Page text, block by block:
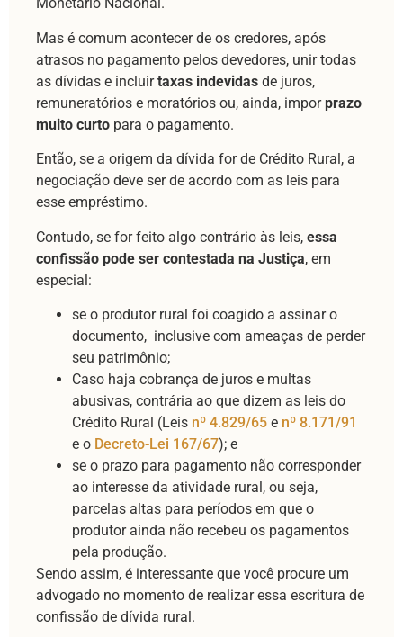
Monetário Nacional.
Mas é comum acontecer de os credores, após
atrasos no pagamento pelos devedores, unir todas
as dívidas e incluirtaxas indevidas de juros,
remuneratórios e moratórios ou, ainda, imporprazo
muito curto para o pagamento.
Então, se a origem da dívida for de Crédito Rural, a
negociação deve ser de acordo com as leis para
esse empréstimo.
Contudo, se for feito algo contrário às leis, essa
confissão pode ser contestada na Justiça, em
especial:
se o produtor rural foi coagido a assinar o
documento, inclusive com ameaças de perder
seu patrimônio;
Caso haja cobrança de juros e multas
abusivas, contrária ao que dizem as leis do
Crédito Rural (Leis nº 4.829/65 e nº 8.171/91
e o Decreto-Lei 167/67); e
se o prazo para pagamento não corresponder
ao interesse da atividade rural, ou seja,
parcelas altas para períodos em que o
produtor ainda não recebeu os pagamentos
pela produção.
Sendo assim, é interessante que você procure um
advogado no momento de realizar essa escritura de
confissão de dívida rural.